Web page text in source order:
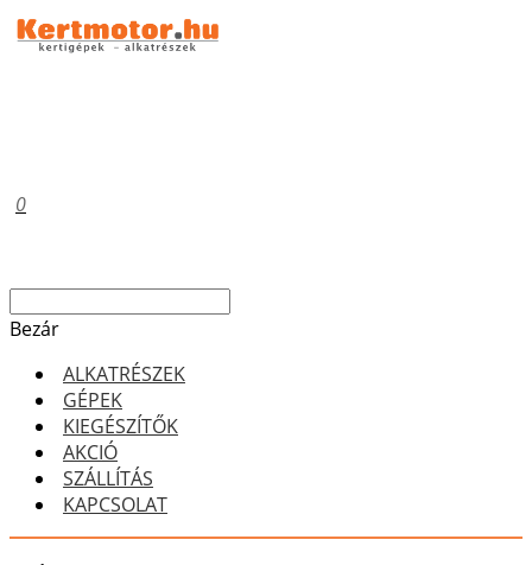
0
Bezár
ALKATRÉSZEK
GÉPEK
KIEGÉSZÍTŐK
AKCIÓ
SZÁLLÍTÁS
KAPCSOLAT